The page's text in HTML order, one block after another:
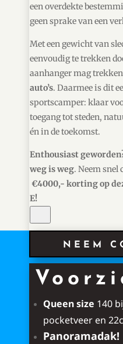
een overdekte
geen sprake van een
Met een gewicht van
eenvoudig te trekken
aanhanger mag
auto’s. Daarmee is dit
sportscamper: klaar
toegang tot steden,
én in de toekomst.
Enthousiast
weg is weg. Neem
€4000,- korting op
E!
NEEM
Queen size 140
pocketveer en
Panoramadak!